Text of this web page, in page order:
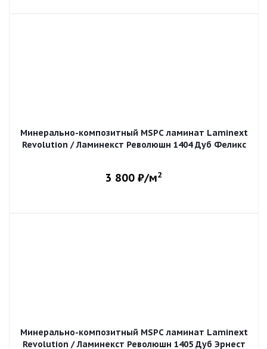
Минерально-композитный MSPC ламинат Laminext
Revolution / Ламинекст Революшн 1404 Дуб Феликс
3 800 ₽/м2
Минерально-композитный MSPC ламинат Laminext
Revolution / Ламинекст Революшн 1405 Дуб Эрнест